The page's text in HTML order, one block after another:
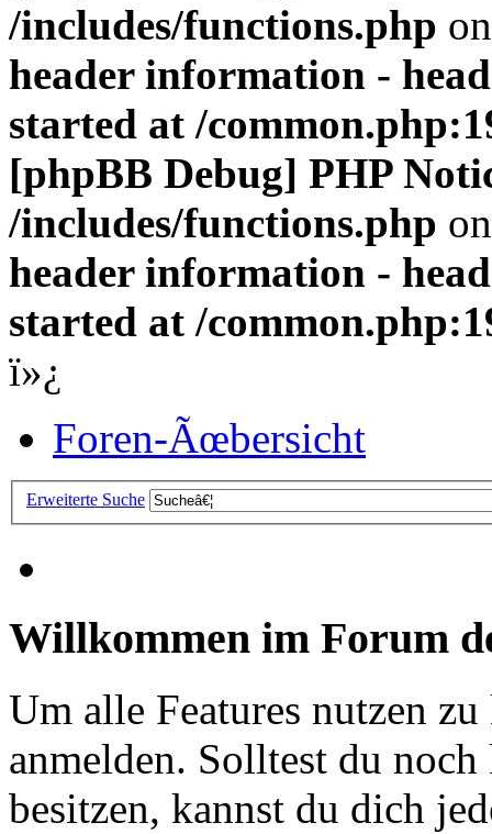
/includes/functions.php
header information -
started at /
[phpBB Debug] PHP
/includes/functions.php
header information -
started at /
ï»¿
Foren-Ãœbersicht
Erweiterte Suche
Willkommen im Forum
Um alle Features nutzen
anmelden. Solltest du
besitzen, kannst du dich